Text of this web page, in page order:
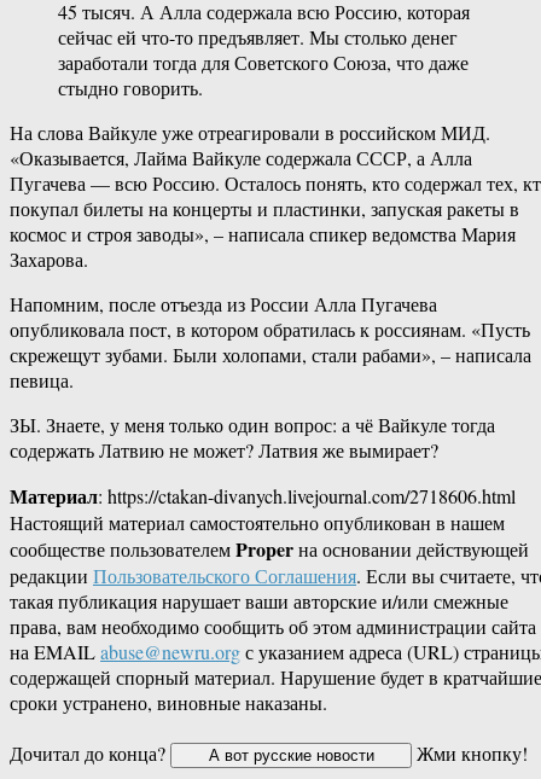
45 тысяч. А Алла содержала всю Россию, которая
сейчас ей что-то предъявляет. Мы столько денег
заработали тогда для Советского Союза, что даже
стыдно говорить.
На слова Вайкуле уже отреагировали в российском МИД.
«Оказывается, Лайма Вайкуле содержала СССР, а Алла
Пугачева — всю Россию. Осталось понять, кто содержал тех,
покупал билеты на концерты и пластинки, запуская ракеты в
космос и строя заводы», – написала спикер ведомства Мария
Захарова.
Напомним, после отъезда из России Алла Пугачева
опубликовала пост, в котором обратилась к россиянам. «Пусть
скрежещут зубами. Были холопами, стали рабами», – написала
певица.
ЗЫ. Знаете, у меня только один вопрос: а чё Вайкуле тогда
содержать Латвию не может? Латвия же вымирает?
Материал: https://ctakan-divanych.livejournal.com/2718606.html
Настоящий материал самостоятельно опубликован в нашем
сообществе пользователемProperна основании действующей
редакции Пользовательского Соглашения. Если вы считаете,
такая публикация нарушает ваши авторские и/или смежные
права, вам необходимо сообщить об этом администрации сайта
на EMAILabuse@newru.orgс указанием адреса (URL)
содержащей спорный материал. Нарушение будет в кратчайшие
сроки устранено, виновные наказаны.
Дочитал до конца?
Жми кнопку!